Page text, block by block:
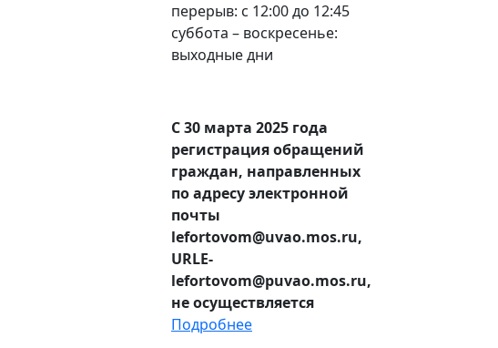
перерыв: с 12:00 до 12:45
суббота – воскресенье:
выходные дни
С 30 марта 2025 года
регистрация обращений
граждан, направленных
по адресу электронной
почты
lefortovom@uvao.mos.ru,
URLE-
lefortovom@puvao.mos.ru,
не осуществляется
Подробнее